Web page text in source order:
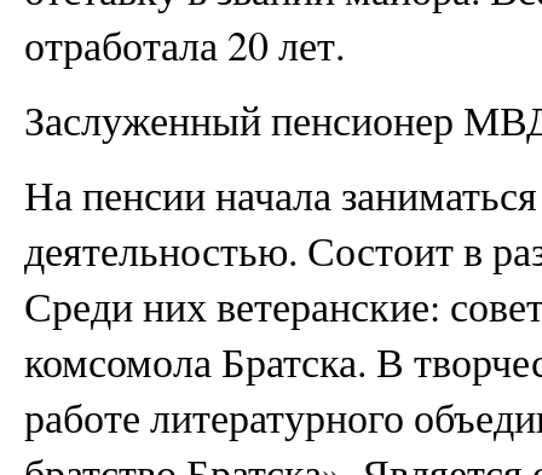
отработала 20 лет.
Заслуженный пенсионер
На пенсии начала
деятельностью. Состоит в
Среди них ветеранские:
комсомола Братска. В
работе литературного